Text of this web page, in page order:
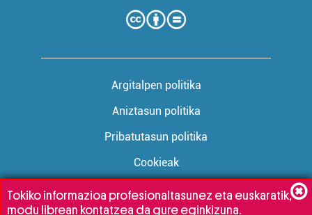
Argitalpen politika
Aniztasun politika
Pribatutasun politika
Cookieak
Tokiko informazioa profesionaltasunez eta euskaratik,
modu librean kontatzea da gure eginkizuna.